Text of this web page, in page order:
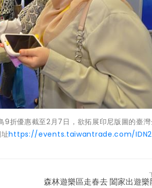
折優惠截至2月7日，欲拓展印尼版圖的臺
https://events.taiwantrade.com/
森林遊樂區走春去 闔家出遊樂